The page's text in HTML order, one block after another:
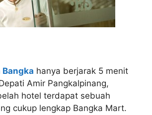
hanya berjarak 5 menit
Amir Pangkalpinang,
hotel terdapat sebuah
cukup lengkap Bangka Mart.